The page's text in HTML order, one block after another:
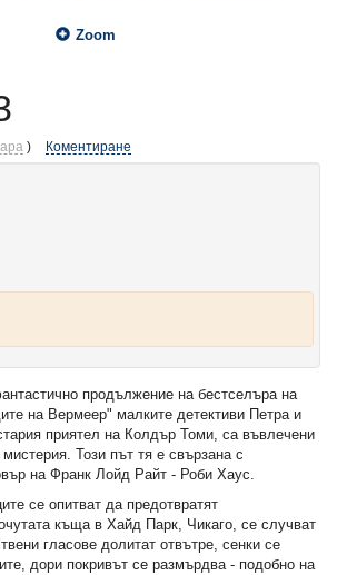
Zoom
Коментиране
продължение на бестселъра на
на Вермeер" малките детективи Петра и
приятел на Колдър Томи, са въвлечени
Този път тя е свързана с
на Франк Лойд Райт - Роби Хаус.
се опитват да предотвратят
къща в Хайд Парк, Чикаго, се случват
гласове долитат отвътре, сенки се
дори покривът се размърдва - подобно на